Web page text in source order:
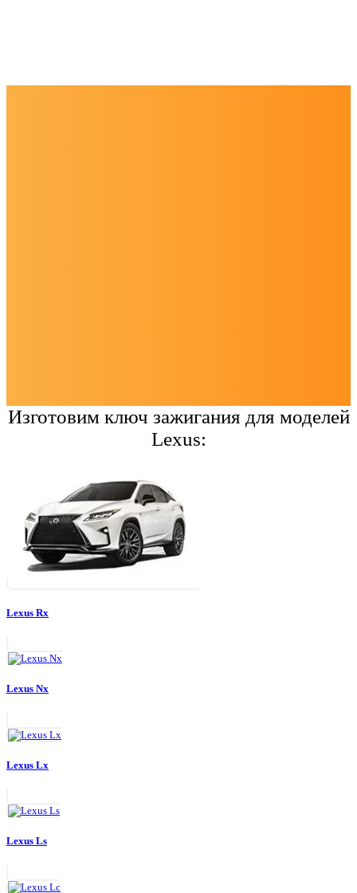
Изготовим ключ зажигания для моделей
Lexus:
Lexus Rx
Lexus Nx
Lexus Lx
Lexus Ls